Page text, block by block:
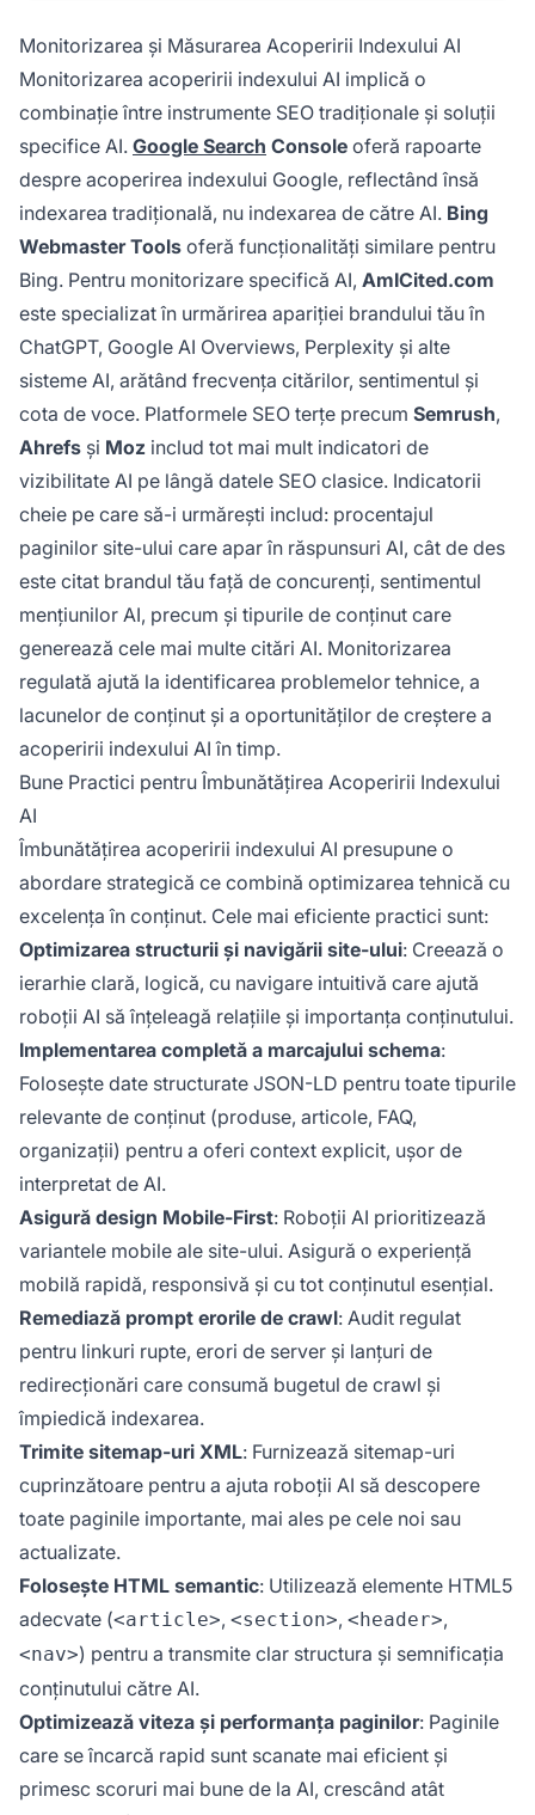
Monitorizarea și Măsurarea Acoperirii Indexului AI
Monitorizarea acoperirii indexului AI implică o
combinație între instrumente SEO tradiționale și soluții
specifice AI. Google Search Console oferă rapoarte
despre acoperirea indexului Google, reflectând însă
indexarea tradițională, nu indexarea de către AI. Bing
Webmaster Tools oferă funcționalități similare pentru
Bing. Pentru monitorizare specifică AI, AmICited.com
este specializat în urmărirea apariției brandului tău în
ChatGPT, Google AI Overviews, Perplexity și alte
sisteme AI, arătând frecvența citărilor, sentimentul și
cota de voce. Platformele SEO terțe precum Semrush,
Ahrefs și Moz includ tot mai mult indicatori de
vizibilitate AI pe lângă datele SEO clasice. Indicatorii
cheie pe care să-i urmărești includ: procentajul
paginilor site-ului care apar în răspunsuri AI, cât de des
este citat brandul tău față de concurenți, sentimentul
mențiunilor AI, precum și tipurile de conținut care
generează cele mai multe citări AI. Monitorizarea
regulată ajută la identificarea problemelor tehnice, a
lacunelor de conținut și a oportunităților de creștere a
acoperirii indexului AI în timp.
Bune Practici pentru Îmbunătățirea Acoperirii Indexului
AI
Îmbunătățirea acoperirii indexului AI presupune o
abordare strategică ce combină optimizarea tehnică cu
excelența în conținut. Cele mai eficiente practici sunt:
Optimizarea structurii și navigării site-ului: Creează o
ierarhie clară, logică, cu navigare intuitivă care ajută
roboții AI să înțeleagă relațiile și importanța conținutului.
Implementarea completă a marcajului schema:
Folosește date structurate JSON-LD pentru toate tipurile
relevante de conținut (produse, articole, FAQ,
organizații) pentru a oferi context explicit, ușor de
interpretat de AI.
Asigură design Mobile-First: Roboții AI prioritizează
variantele mobile ale site-ului. Asigură o experiență
mobilă rapidă, responsivă și cu tot conținutul esențial.
Remediază prompt erorile de crawl: Audit regulat
pentru linkuri rupte, erori de server și lanțuri de
redirecționări care consumă bugetul de crawl și
împiedică indexarea.
Trimite sitemap-uri XML: Furnizează sitemap-uri
cuprinzătoare pentru a ajuta roboții AI să descopere
toate paginile importante, mai ales pe cele noi sau
actualizate.
Folosește HTML semantic: Utilizează elemente HTML5
adecvate (<article>, <section>, <header>,
<nav>) pentru a transmite clar structura și semnificația
conținutului către AI.
Optimizează viteza și performanța paginilor: Paginile
care se încarcă rapid sunt scanate mai eficient și
primesc scoruri mai bune de la AI, crescând atât